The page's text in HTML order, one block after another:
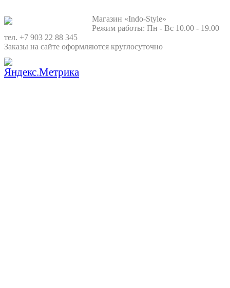
Магазин «Indo-Style»
Режим работы: Пн - Вс 10.00 - 19.00
тел. +7 903 22 88 345
Заказы на сайте оформляются круглосуточно